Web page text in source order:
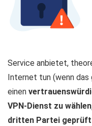
Service anbietet,
Internet tun (wenn
einen
VPN-Dienst zu
dritten Partei geprüft